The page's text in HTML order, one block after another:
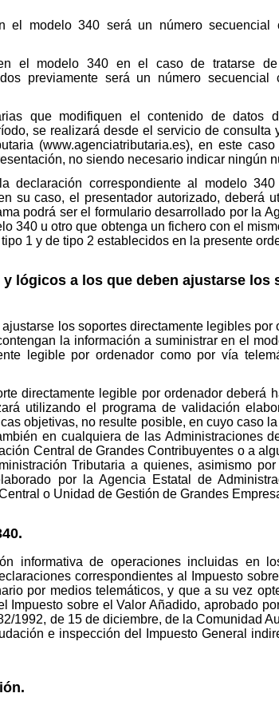
el modelo 340 será un número secuencial
el modelo 340 en el caso de tratarse
previamente será un número
que modifiquen el contenido de datos
se realizará desde el servicio de consulta
(www.agenciatributaria.es), en este
no siendo necesario indicar ningún
declaración correspondiente al modelo
su caso, el presentador autorizado, deberá
podrá ser el formulario desarrollado por la
340 u otro que obtenga un fichero con el
1 y de tipo 2 establecidos en la presente
lógicos a los que deben ajustarse los
los soportes directamente legibles por
la información a suministrar en el
legible por ordenador como por vía
directamente legible por ordenador deberá
utilizando el programa de validación
objetivas, no resulte posible, en cuyo caso
en cualquiera de las Administraciones
Central de Grandes Contribuyentes o a
Tributaria a quienes, asimismo
por la Agencia Estatal de
o Unidad de Gestión de Grandes
informativa de operaciones incluidas en
correspondientes al Impuesto
por medios telemáticos, y que a su vez
Impuesto sobre el Valor Añadido, aprobado
1992, de 15 de diciembre, de la Comunidad
e inspección del Impuesto General